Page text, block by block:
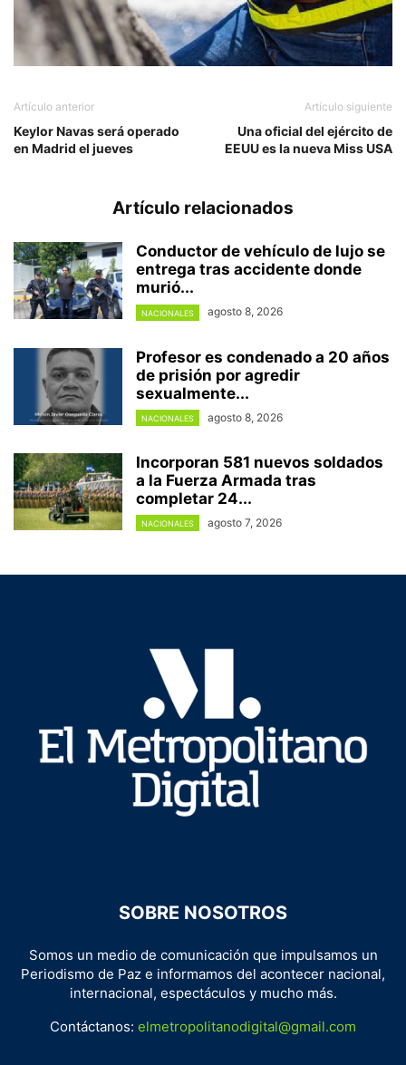
Artículo anterior
Keylor Navas será operado
en Madrid el jueves
Artículo siguiente
Una oficial del ejército de
EEUU es la nueva Miss USA
Artículo relacionados
Conductor de vehículo de lujo se
entrega tras accidente donde
murió...
NACIONALES agosto 8, 2026
Profesor es condenado a 20 años
de prisión por agredir
sexualmente...
NACIONALES agosto 8, 2026
Incorporan 581 nuevos soldados
a la Fuerza Armada tras
completar 24...
NACIONALES agosto 7, 2026
SOBRE NOSOTROS
Somos un medio de comunicación que impulsamos un
Periodismo de Paz e informamos del acontecer nacional,
internacional, espectáculos y mucho más.
Contáctanos: elmetropolitanodigital@gmail.com